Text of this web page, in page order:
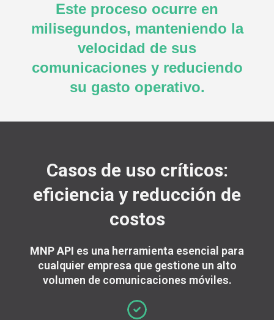
Este proceso ocurre en
milisegundos, manteniendo la
velocidad de sus
comunicaciones y reduciendo
su gasto operativo.
Casos de uso críticos:
eficiencia y reducción de
costos
MNP API es una herramienta esencial para
cualquier empresa que gestione un alto
volumen de comunicaciones móviles.